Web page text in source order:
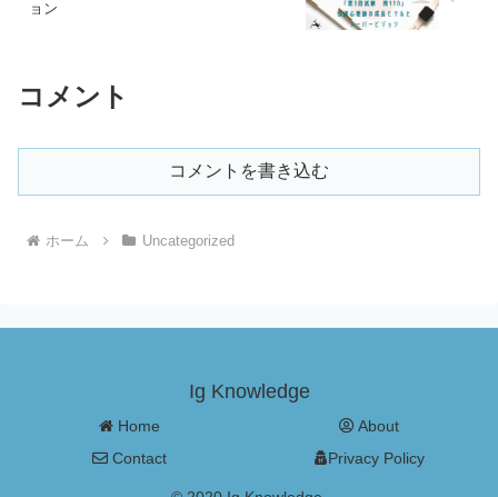
ョン
コメント
コメントを書き込む
ホーム Uncategorized
Ig Knowledge
Home
About
Contact
Privacy Policy